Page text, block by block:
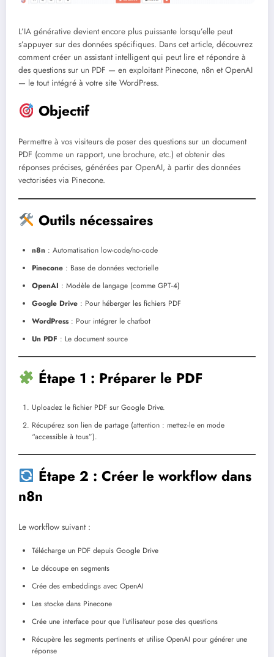
L’IA générative devient encore plus puissante lorsqu’elle peut
s’appuyer sur des données spécifiques. Dans cet article, découvrez
comment créer un assistant intelligent qui peut lire et répondre à
des questions sur un PDF — en exploitant Pinecone, n8n et OpenAI
— le tout intégré à votre site WordPress.
Objectif
Permettre à vos visiteurs de poser des questions sur un document
PDF (comme un rapport, une brochure, etc.) et obtenir des
réponses précises, générées par OpenAI, à partir des données
vectorisées via Pinecone.
Outils nécessaires
n8n : Automatisation low-code/no-code
Pinecone : Base de données vectorielle
OpenAI : Modèle de langage (comme GPT-4)
Google Drive : Pour héberger les fichiers PDF
WordPress: Pour intégrer le chatbot
Un PDF : Le document source
Étape 1 : Préparer le PDF
Uploadez le fichier PDF sur Google Drive.
Récupérez son lien de partage (attention : mettez-le en mode
“accessible à tous”).
Étape 2 : Créer le workflow dans
n8n
Le workflow suivant :
Télécharge un PDF depuis Google Drive
Le découpe en segments
Crée des embeddings avec OpenAI
Les stocke dans Pinecone
Crée une interface pour que l’utilisateur pose des questions
Récupère les segments pertinents et utilise OpenAI pour générer une
réponse